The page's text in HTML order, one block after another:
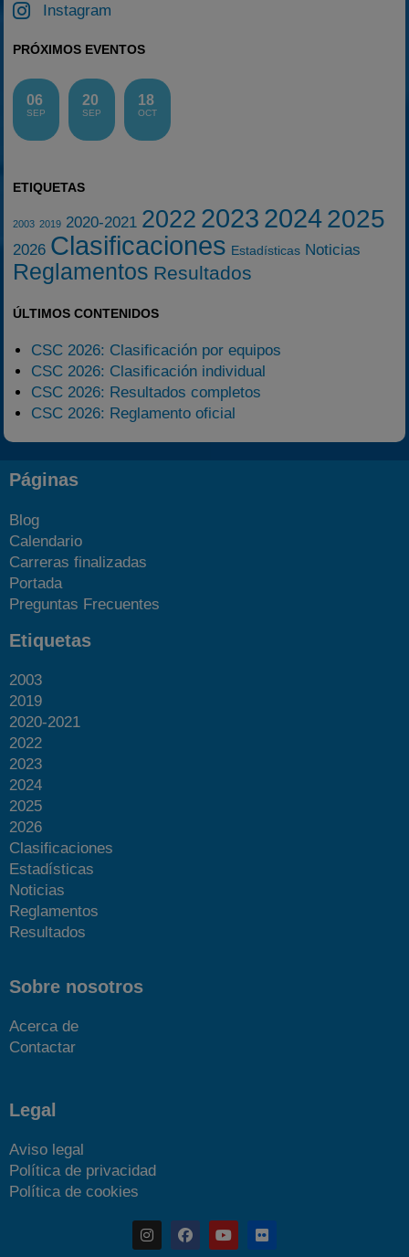
Instagram
PRÓXIMOS EVENTOS
06
SEP
20
SEP
18
OCT
ETIQUETAS
2003 2019 2020-2021 2022 2023 20242025
2026 Clasificaciones Estadísticas Noticias
Reglamentos Resultados
ÚLTIMOS CONTENIDOS
CSC 2026: Clasificación por equipos
CSC 2026: Clasificación individual
CSC 2026: Resultados completos
CSC 2026: Reglamento oficial
Páginas
Blog
Calendario
Carreras finalizadas
Portada
Preguntas Frecuentes
Etiquetas
2003
2019
2020-2021
2022
2023
2024
2025
2026
Clasificaciones
Estadísticas
Noticias
Reglamentos
Resultados
Sobre nosotros
Acerca de
Contactar
Legal
Aviso legal
Política de privacidad
Política de cookies